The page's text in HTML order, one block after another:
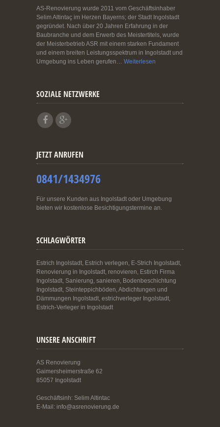
AS-Renovierung wurde 2011 vom Geschäftsinhaber
Selim Altintaç im Herzen Bayerns; der Stadt Ingolstadt
gegründet. Nach über 20 Jahren Erfahrung in der
Baubranche und dem Erwerb des Meistertitels, wurde
der Meisterbetrieb ASR mit einem starken Fundament
und einem breiten Leistungsspektrum in Ingolstadt und
Umgebung ins Leben gerufen… Weiterlesen
SOZIALE NETZWERKE
JETZT ANRUFEN
0841/1434976
Für unsere Kunden aus Ingolstadt oder Umgebung
bieten wir kostenlose Besichtigungstermine an.
SCHLAGWÖRTER
Estrich Ingolstadt, Estrich verlegen, E-Strich Ingolstadt,
Renovierung in Ingolstadt, renovieren, Estirch Firma
Ingolstadt, Sanierung, sanieren, Bodenbeschichtung
Ingolstadt, Steinteppichböden, Abdichtungen und
Dämmungen Ingolstadt, estrichverleger Ingolstadt,
Estrich-Verleger in Ingolstadt
UNSERE ANSCHRIFT
AS Renovierung
Gaimersheimerstraße 62
85057 Ingolstadt
Geschäftsinh: Selim Altintac
E-Mail: info@asrenovierung.de